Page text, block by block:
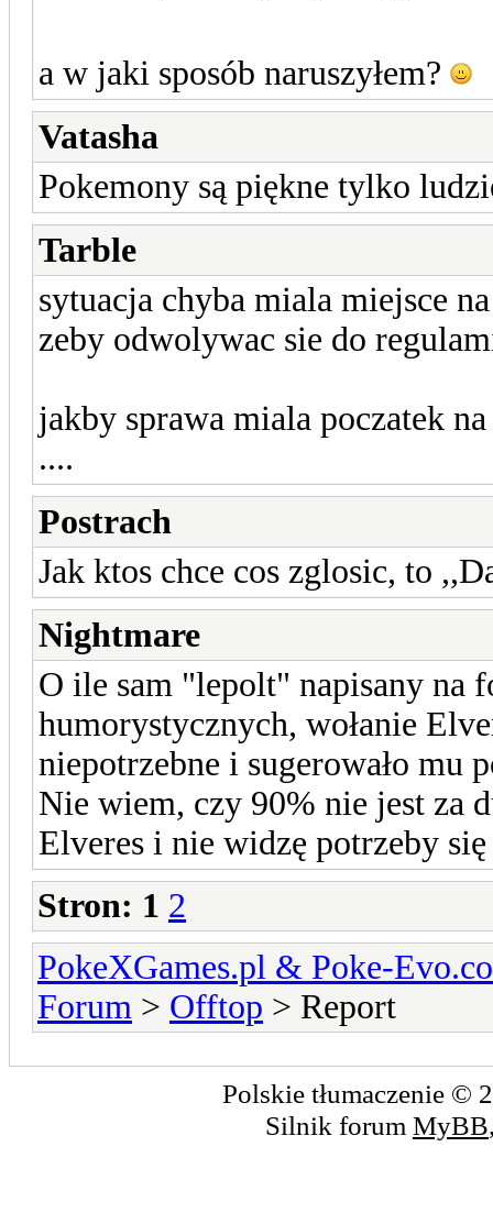
a w jaki sposób naruszyłem?
Vatasha
Pokemony są piękne tylko
Tarble
sytuacja chyba miala miejsce
zeby odwolywac sie do
jakby sprawa miala poczatek
....
Postrach
Jak ktos chce cos zglosic, to
Nightmare
O ile sam "lepolt" napisany na
humorystycznych, wołanie
niepotrzebne i sugerowało mu
Nie wiem, czy 90% nie jest za
Elveres i nie widzę potrzeby
Stron: 1 2
PokeXGames.pl & Poke-
Forum > Offtop > Report
Polskie tłumaczenie ©
Silnik forum MyBB